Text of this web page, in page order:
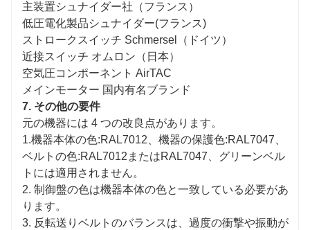
主装置シュナイダー社（フランス）
低圧電化製品シュナイダー(フランス)
ストロークスイッチ Schmersel（ドイツ）
近接スイッチ オムロン（日本）
空気圧コンポーネント AirTAC
メインモーター 国内有名ブランド
7. その他の要件
元の機器には 4 つの改良点があります。
1.機器本体の色:RAL7012、機器の保護色:RAL7047、
ベルトの色:RAL7012またはRAL7047、グリーンベル
トには適用されません。
2. 制御盤の色は機器本体の色と一致している必要があ
ります。
3. 反転送りベルトのバランスは、過度の衝撃や振動が